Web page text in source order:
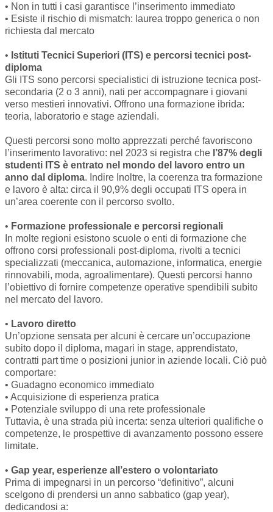
• Non in tutti i casi garantisce l’inserimento immediato
• Esiste il rischio di mismatch: laurea troppo generica o non
richiesta dal mercato
• Istituti Tecnici Superiori (ITS) e percorsi tecnici post-
diploma
Gli ITS sono percorsi specialistici di istruzione tecnica post-
secondaria (2 o 3 anni), nati per accompagnare i giovani
verso mestieri innovativi. Offrono una formazione ibrida:
teoria, laboratorio e stage aziendali.
Questi percorsi sono molto apprezzati perché favoriscono
l’inserimento lavorativo: nel 2023 si registra che l’87% degli
studenti ITS è entrato nel mondo del lavoro entro un
anno dal diploma. Indire Inoltre, la coerenza tra formazione
e lavoro è alta: circa il 90,9% degli occupati ITS opera in
un’area coerente con il percorso svolto.
• Formazione professionale e percorsi regionali
In molte regioni esistono scuole o enti di formazione che
offrono corsi professionali post-diploma, rivolti a tecnici
specializzati (meccanica, automazione, informatica, energie
rinnovabili, moda, agroalimentare). Questi percorsi hanno
l’obiettivo di fornire competenze operative spendibili subito
nel mercato del lavoro.
• Lavoro diretto
Un’opzione sensata per alcuni è cercare un’occupazione
subito dopo il diploma, magari in stage, apprendistato,
contratti part time o posizioni junior in aziende locali. Ciò può
comportare:
• Guadagno economico immediato
• Acquisizione di esperienza pratica
• Potenziale sviluppo di una rete professionale
Tuttavia, è una strada più incerta: senza ulteriori qualifiche o
competenze, le prospettive di avanzamento possono essere
limitate.
• Gap year, esperienze all’estero o volontariato
Prima di impegnarsi in un percorso “definitivo”, alcuni
scelgono di prendersi un anno sabbatico (gap year),
dedicandosi a: